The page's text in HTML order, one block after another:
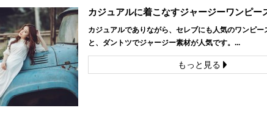
カジュアルに着こなすジャージーワンピー
カジュアルでありながら、セレブにも人気のワンピー
と、ダントツでジャージー素材が人気です。...
もっと見る